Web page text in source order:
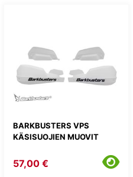
BARKBUSTERS VPS
KÄSISUOJIEN MUOVIT
57,00 €